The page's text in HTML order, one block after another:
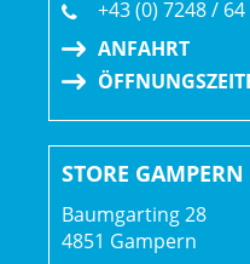
deinen individuellen
unseres Pedalratgebers
passend zu deinem
speziell für Rennen
wir MTB-Klickpedale für
Geschlecht: Uni
+43 (0) 7248 /
ANFAHRT
STORE GAMPERN
Baumgarting 28
4851 Gampern